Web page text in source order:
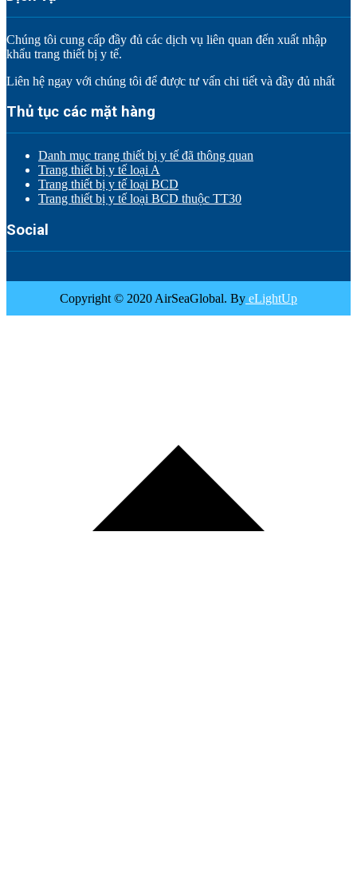
Chúng tôi cung cấp đầy đủ các dịch vụ liên quan đến xuất nhập
khẩu trang thiết bị y tế.
Liên hệ ngay với chúng tôi để được tư vấn chi tiết và đầy đủ nhất
Thủ tục các mặt hàng
Danh mục trang thiết bị y tế đã thông quan
Trang thiết bị y tế loại A
Trang thiết bị y tế loại BCD
Trang thiết bị y tế loại BCD thuộc TT30
Social
Copyright © 2020 AirSeaGlobal. By eLightUp